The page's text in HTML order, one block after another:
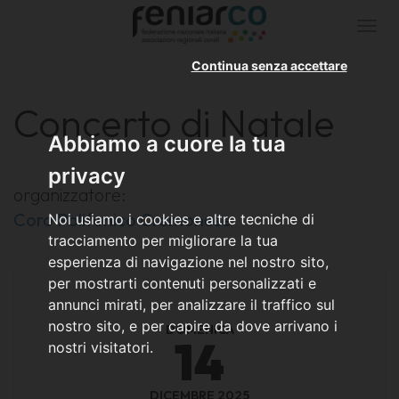
Abbiamo a cuore la tua
privacy
Noi usiamo i cookies e altre tecniche di
tracciamento per migliorare la tua
esperienza di navigazione nel nostro sito,
per mostrarti contenuti personalizzati e
annunci mirati, per analizzare il traffico sul
nostro sito, e per capire da dove arrivano i
nostri visitatori.
Continua senza accettare
Concerto di Natale
organizzatore:
Coro Polifonico Cremonese
DOMENICA
14
DICEMBRE 2025